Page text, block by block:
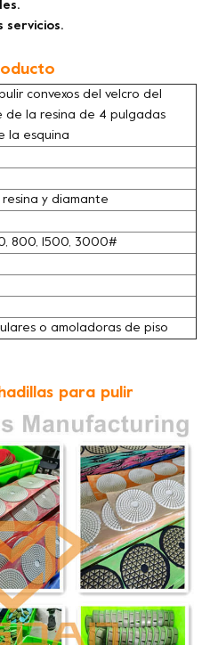
servicios.
convexos del velcro del
de la resina de 4 pulgadas
la esquina
y diamante
800, 1500, 3000#
o amoladoras de piso
para pulir